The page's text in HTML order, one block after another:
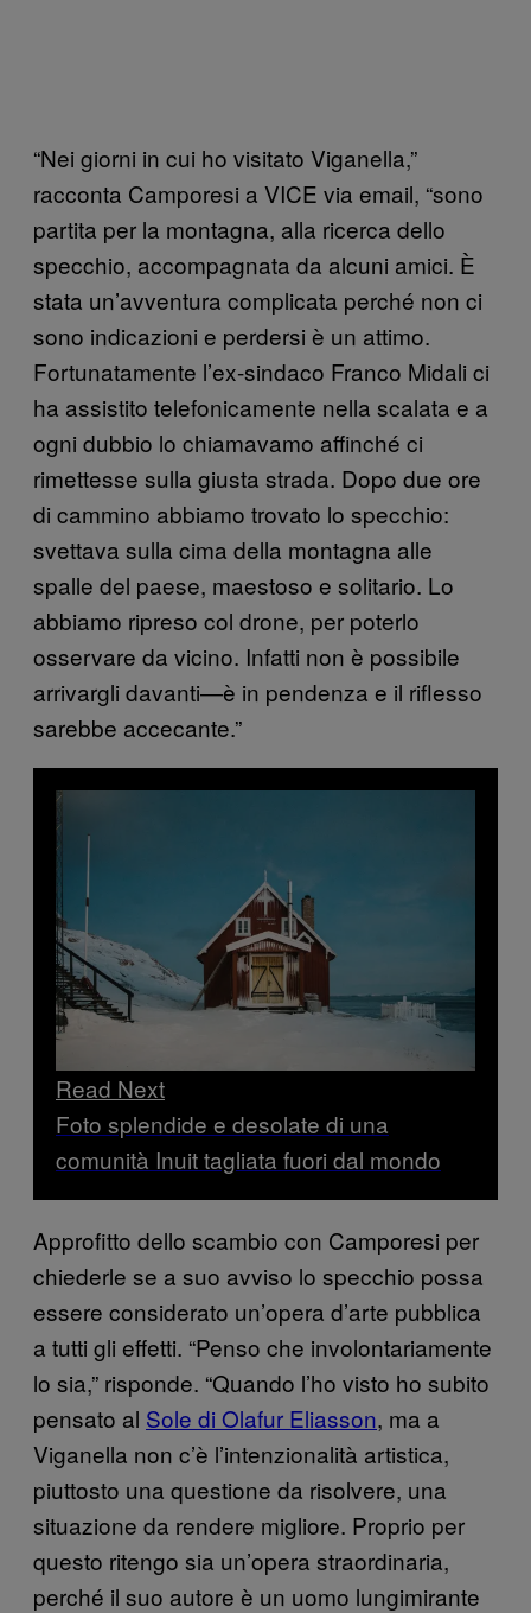
“Nei giorni in cui ho visitato Viganella,”
racconta Camporesi a VICE via email, “sono
partita per la montagna, alla ricerca dello
specchio, accompagnata da alcuni amici. È
stata un’avventura complicata perché non ci
sono indicazioni e perdersi è un attimo.
Fortunatamente l’ex-sindaco Franco Midali ci
ha assistito telefonicamente nella scalata e a
ogni dubbio lo chiamavamo affinché ci
rimettesse sulla giusta strada. Dopo due ore
di cammino abbiamo trovato lo specchio:
svettava sulla cima della montagna alle
spalle del paese, maestoso e solitario. Lo
abbiamo ripreso col drone, per poterlo
osservare da vicino. Infatti non è possibile
arrivargli davanti—è in pendenza e il riflesso
sarebbe accecante.”
Read Next
Foto splendide e desolate di una
comunità Inuit tagliata fuori dal mondo
Approfitto dello scambio con Camporesi per
chiederle se a suo avviso lo specchio possa
essere considerato un’opera d’arte pubblica
a tutti gli effetti. “Penso che involontariamente
lo sia,” risponde. “Quando l’ho visto ho subito
pensato al Sole di Olafur Eliasson, ma a
Viganella non c’è l’intenzionalità artistica,
piuttosto una questione da risolvere, una
situazione da rendere migliore. Proprio per
questo ritengo sia un’opera straordinaria,
perché il suo autore è un uomo lungimirante